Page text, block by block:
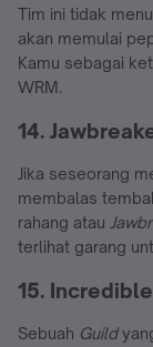
Tim ini tidak
akan memulai
Kamu sebagai
WRM.
14.
Jika seseorang
membalas
rahang atau
terlihat garang
15.
Sebuah Guild